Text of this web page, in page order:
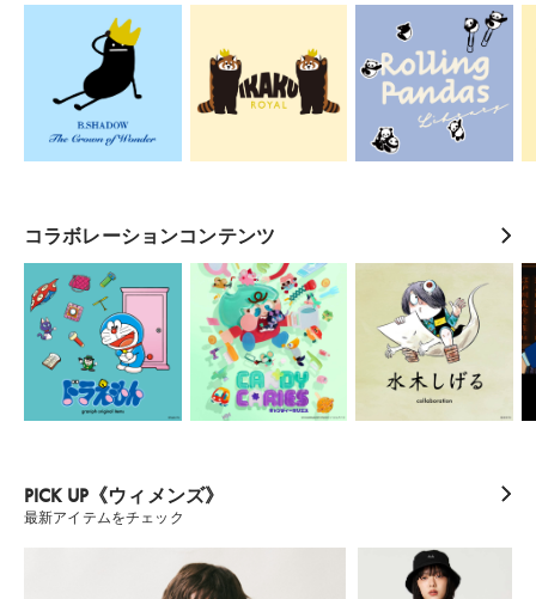
コラボレーションコンテンツ
PICK UP《ウィメンズ》
最新アイテムをチェック